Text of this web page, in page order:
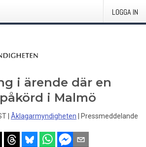
LOGGA IN
i ärende där en
i Malmö
Åklagarmyndigheten Pressmeddelande